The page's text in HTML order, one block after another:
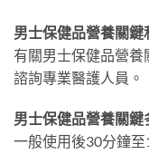
男士保健品營養關鍵
有關男士保健品營
諮詢專業醫護人員。
男士保健品營養關鍵
一般使用後30分鐘